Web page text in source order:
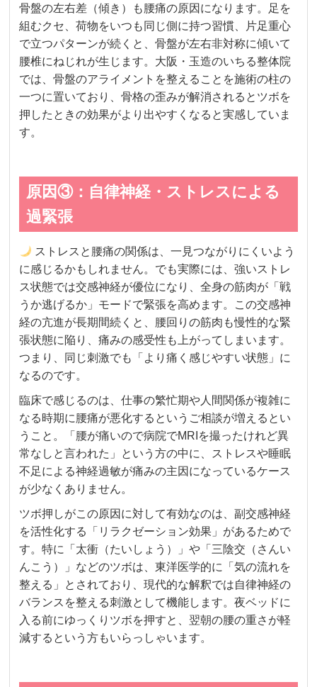
骨盤の左右差（傾き）も腰痛の原因になります。足を
組むクセ、荷物をいつも同じ側に持つ習慣、片足重心
で立つパターンが続くと、骨盤が左右非対称に傾いて
腰椎にねじれが生じます。大阪・玉造のいちる整体院
では、骨盤のアライメントを整えることを施術の柱の
一つに置いており、骨格の歪みが解消されるとツボを
押したときの効果がより出やすくなると実感していま
す。
原因③：自律神経・ストレスによる
過緊張
ストレスと腰痛の関係は、一見つながりにくいよう
に感じるかもしれません。でも実際には、強いストレ
ス状態では交感神経が優位になり、全身の筋肉が「戦
うか逃げるか」モードで緊張を高めます。この交感神
経の亢進が長期間続くと、腰回りの筋肉も慢性的な緊
張状態に陥り、痛みの感受性も上がってしまいます。
つまり、同じ刺激でも「より痛く感じやすい状態」に
なるのです。
臨床で感じるのは、仕事の繁忙期や人間関係が複雑に
なる時期に腰痛が悪化するというご相談が増えるとい
うこと。「腰が痛いので病院でMRIを撮ったけれど異
常なしと言われた」という方の中に、ストレスや睡眠
不足による神経過敏が痛みの主因になっているケース
が少なくありません。
ツボ押しがこの原因に対して有効なのは、副交感神経
を活性化する「リラクゼーション効果」があるためで
す。特に「太衝（たいしょう）」や「三陰交（さんい
んこう）」などのツボは、東洋医学的に「気の流れを
整える」とされており、現代的な解釈では自律神経の
バランスを整える刺激として機能します。夜ベッドに
入る前にゆっくりツボを押すと、翌朝の腰の重さが軽
減するという方もいらっしゃいます。